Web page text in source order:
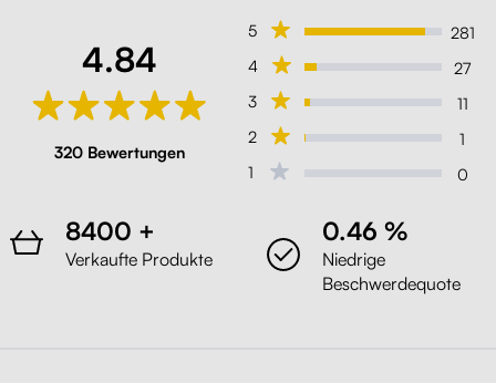
4.84
320 Bewertungen
5
281
4
27
3
11
2
1
1
0
8400 +
Verkaufte Produkte
0.46 %
Niedrige
Beschwerdequote